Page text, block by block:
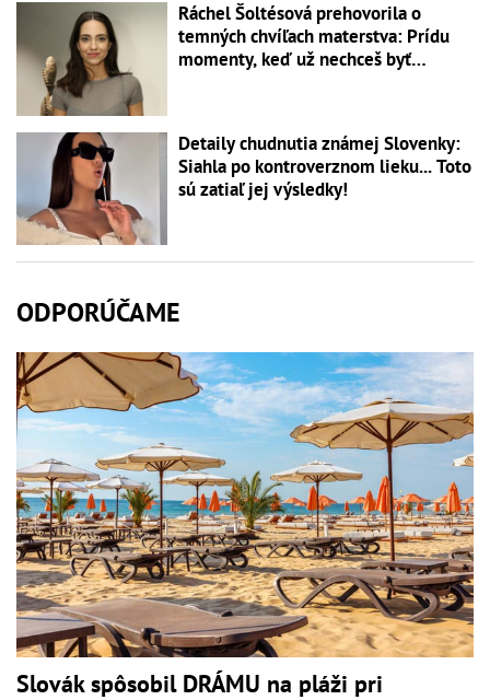
Ráchel Šoltésová prehovorila o
temných chvíľach materstva: Prídu
momenty, keď už nechceš byť…
Detaily chudnutia známej Slovenky:
Siahla po kontroverznom lieku... Toto
sú zatiaľ jej výsledky!
ODPORÚČAME
Slovák spôsobil DRÁMU na pláži pri